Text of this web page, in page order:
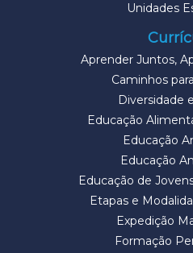
Unidades
Aprender Juntos,
Caminhos
Diversidade
Educação
Educação
Educação
Educação de
Etapas e
Expedição
Formação